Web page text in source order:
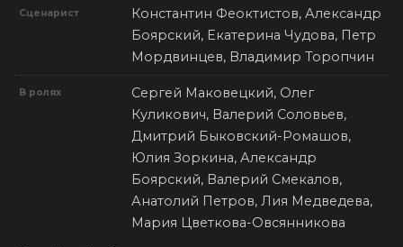
Сценарист
Константин Феоктистов, Александр
Боярский, Екатерина Чудова, Петр
Мордвинцев, Владимир Торопчин
В ролях
Сергей Маковецкий, Олег
Куликович, Валерий Соловьев,
Дмитрий Быковский-Ромашов,
Юлия Зоркина, Александр
Боярский, Валерий Смекалов,
Анатолий Петров, Лия Медведева,
Мария Цветкова-Овсянникова